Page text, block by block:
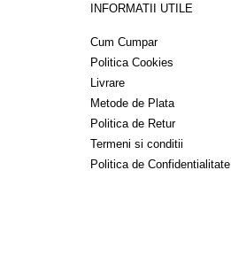
INFORMATII UTILE
Cum Cumpar
Politica Cookies
Livrare
Metode de Plata
Politica de Retur
Termeni si conditii
Politica de Confidentialitate